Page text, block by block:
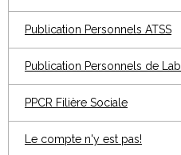
Publication Personnels ATSS
Publication Personnels de Lab
PPCR Filière Sociale
Le compte n'y est pas!